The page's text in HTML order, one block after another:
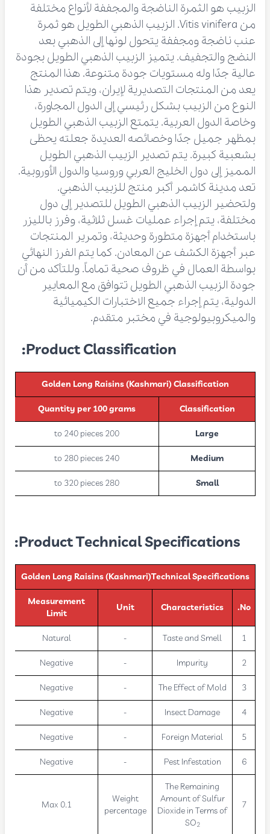
الزبيب هو الثمرة الناضجة والمجففة لأنواع مختلفة
من Vitis vinifera. الزبيب الذهبي الطويل هو ثمرة
عنب ناضجة ومجففة يتحول لونها إلى الذهبي بعد
النضج والتجفيف. يتميز الزبيب الذهبي الطويل بجودة
عالية جدًا وله مستويات جودة متنوعة. هذا المنتج
يعد من المنتجات التصديرية لإيران، ويتم تصدير هذا
النوع من الزبيب بشكل رئيسي إلى الدول المجاورة،
وخاصة الدول العربية. يتمتع الزبيب الذهبي الطويل
بمظهر جميل جدًا وخصائصه العديدة جعلته يحظى
بشعبية كبيرة. يتم تصدير الزبيب الذهبي الطويل
المميز إلى دول الخليج العربي وروسيا والدول الأوروبية.
تعد مدينة كاشمر أكبر منتج للزبيب الذهبي.
ولتحضير الزبيب الذهبي الطويل للتصدير إلى دول
مختلفة، يتم إجراء عمليات غسل ثلاثية، وفرز بالليزر
باستخدام أجهزة متطورة وحديثة، وتمرير المنتجات
عبر أجهزة الكشف عن المعادن. كما يتم الفرز النهائي
بواسطة العمال في ظروف صحية تماماً. وللتأكد من أن
جودة الزبيب الذهبي الطويل تتوافق مع المعايير
الدولية، يتم إجراء جميع الاختبارات الكيميائية
والميكروبيولوجية في مختبر متقدم.
Product Classification:
Golden Long Raisins (Kashmari)Classification
Classification
Quantity per 100 grams
Large
200 to 240 pieces
Medium
240 to 280 pieces
Small
280 to 320 pieces
Product Technical Specifications:
Golden Long Raisins (Kashmari)Technical Specifications
No.
Characteristics
Unit
Measurement
Limit
1
Taste and Smell
-
Natural
2
Impurity
-
Negative
3
The Effect of Mold
-
Negative
4
Insect Damage
-
Negative
5
Foreign Material
-
Negative
6
Pest Infestation
-
Negative
7
The Remaining
Amount of Sulfur
Dioxide in Terms of
SO2
Weight
percentage
Max 0.1